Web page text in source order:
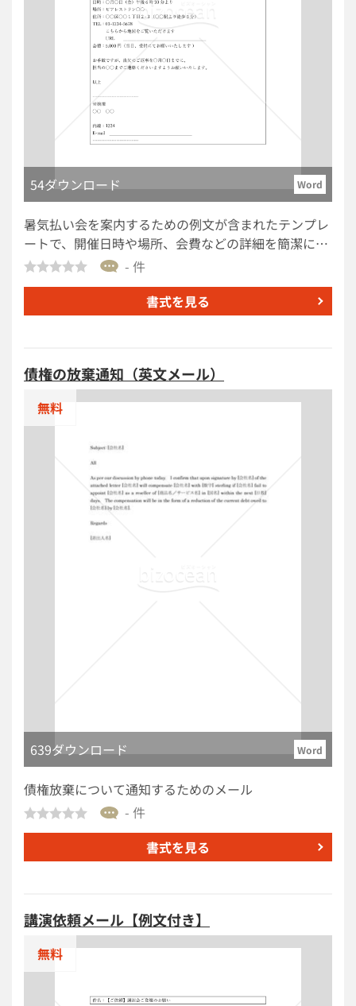
関する条項の有無・内容を事前に確認しましょう。 ＜
返送方法を明確に案内＞ PDF返信や郵送など、署名済
み書類の返送方法を具体的に記載しましょう。 ■テン
プレートの利用メリット ＜海外取引先とのやり取りを
円滑化＞ 署名依頼やスケジュール共有を整理して伝え
られるため、コミュニケーションミスの防止につなが
ります。 ＜Word形式で自由に編集＞ 案件内容や取引
す。 ※覚書（MOU）は内容により法的拘束力を有す
る場合があるため、拘束力の有無（non-binding条項
を含め、相手国の法制度や当事者間の合意に基づく事
前確認が重要です。実際の契約締結や内容の判断にあ
たっては、弁護士等の専門家へご相談ください。
54ダウンロード Word
暑気払い会を案内するための例文が含まれたテンプレ
ートで、開催日時や場所、会費などの詳細を簡潔に記
載した構成になっています。Word形式のため、メー
縮とともにイベントの成功をサポートしましょう！ ■
暑気払い会の案内メールとは 同僚やチームメンバーに
会など、同僚向けのカジュアルな社内イベントの通知
として使用します。 ＜出欠確認の依頼＞ メール内で
出欠の返信を依頼し、参加者の人数を把握する際に活
確に記載＞ 暑気払い会の目的や趣旨を簡潔に説明し、
参加者の興味を引く内容にします。 ＜開催情報を具体
的に記載＞ 日時、場所、連絡先、会費などの詳細を漏
れなく記載します。 ＜返信期限を明示＞ 出欠確認の
締切日を明確に記載し、返信を促します。 ＜リンクを
- 件
書式を見る
債権の放棄通知（英文メール）
無料
639ダウンロード Word
債権放棄について通知するためのメール
- 件
書式を見る
講演依頼メール【例文付き】
無料